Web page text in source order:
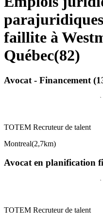
faillite à
Québec(82)
Avocat - Financement
TOTEM Recruteur de talent
Montreal(2,7km)
Avocat en planification
TOTEM Recruteur de talent